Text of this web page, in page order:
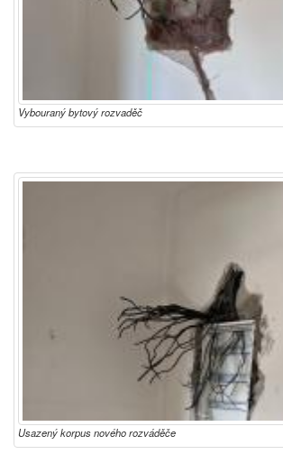
Vybouraný bytový rozvaděč
Usazený korpus nového rozváděče